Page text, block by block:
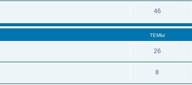
46
ТЕМЫ
26
8